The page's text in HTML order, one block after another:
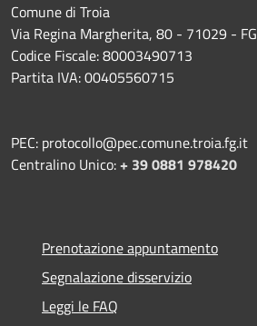
Comune di Troia
Via Regina Margherita, 80 - 71029 - FG
Codice Fiscale: 80003490713
Partita IVA: 00405560715
PEC: protocollo@pec.comune.troia.fg.it
Centralino Unico:+ 39 0881 978420
Prenotazione appuntamento
Segnalazione disservizio
Leggi le FAQ